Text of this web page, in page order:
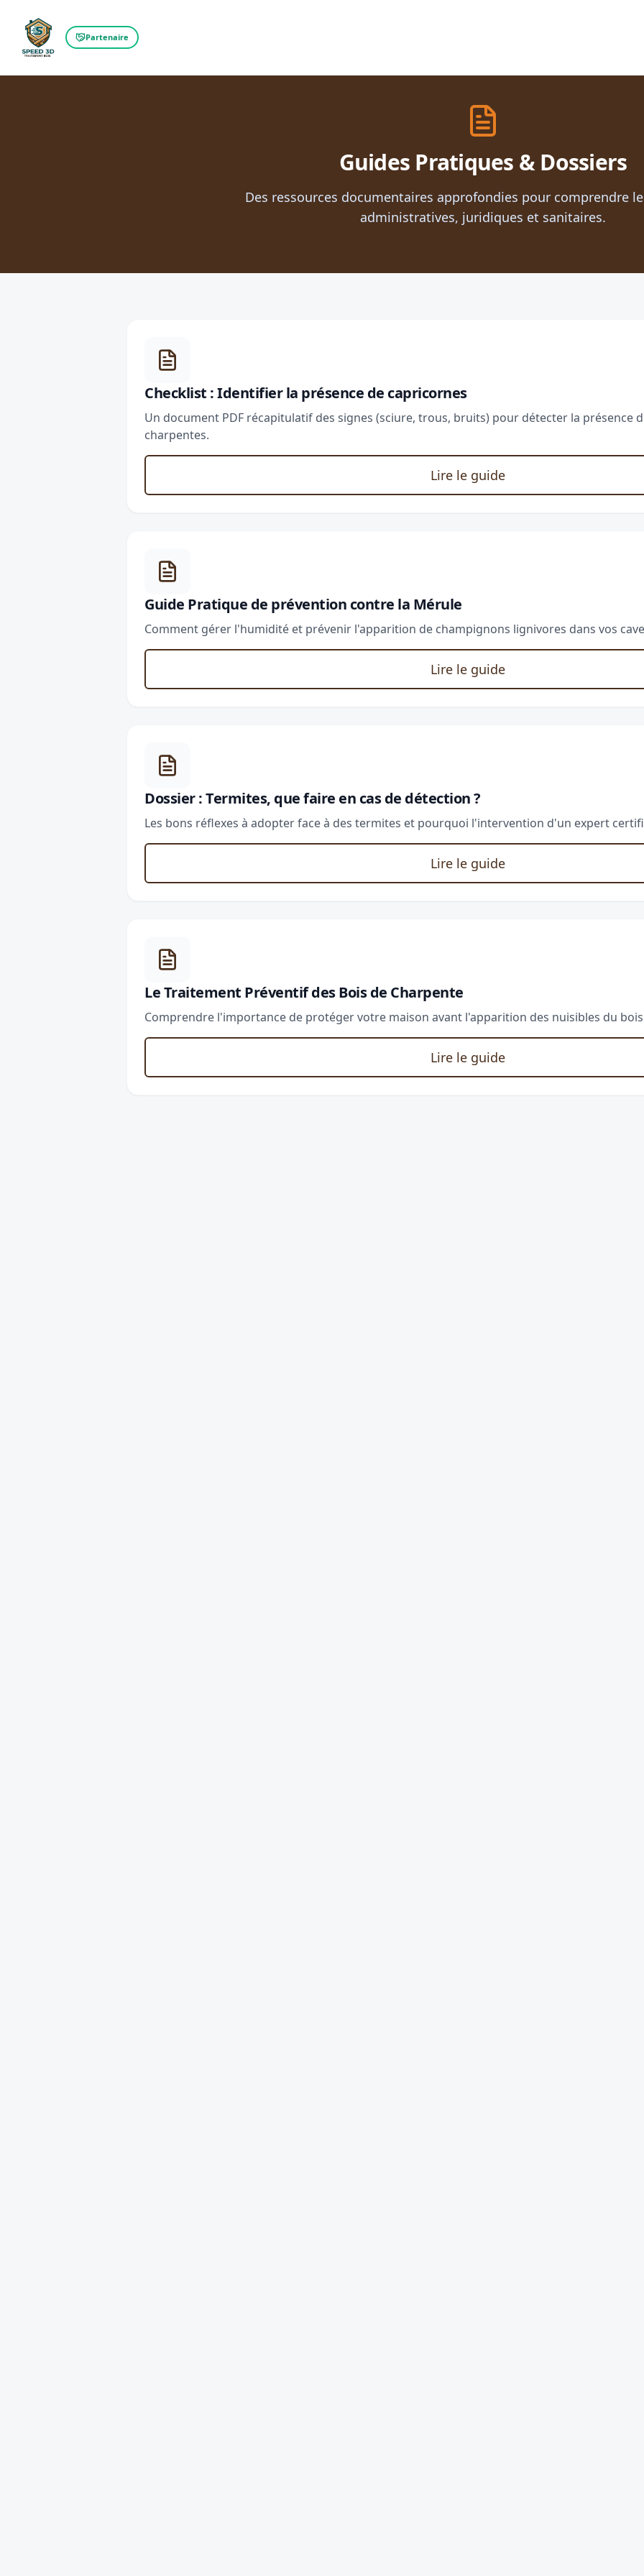
Partenaire
Guides Pratiques & Dossiers
Des ressources documentaires approfondies pour comprendre
administratives, juridiques et sanitaires.
Checklist : Identifier la présence de capricornes
Un document PDF récapitulatif des signes (sciure, trous, bruits) pour détecter la présence
charpentes.
Lire le guide
Guide Pratique de prévention contre la Mérule
Comment gérer l'humidité et prévenir l'apparition de champignons lignivores dans vos
Lire le guide
Dossier : Termites, que faire en cas de détection ?
Les bons réflexes à adopter face à des termites et pourquoi l'intervention d'un expert
Lire le guide
Le Traitement Préventif des Bois de Charpente
Comprendre l'importance de protéger votre maison avant l'apparition des nuisibles du
Lire le guide